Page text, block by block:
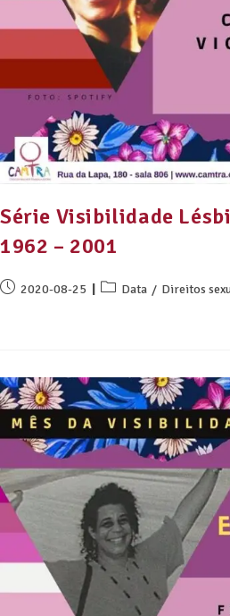
Série Visibilidade
1962 – 2001
2020-08-25 Data / Direitos